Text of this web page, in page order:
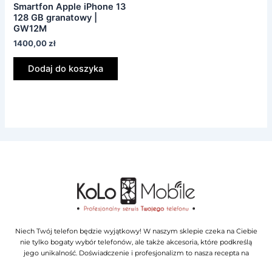
Smartfon Apple iPhone 13
128 GB granatowy |
GW12M
1400,00zł
Dodaj do koszyka
Niech Twój telefon będzie wyjątkowy! W naszym sklepie czeka na Ciebie
nie tylko bogaty wybór telefonów, ale także akcesoria, które podkreślą
jego unikalność. Doświadczenie i profesjonalizm to nasza recepta na